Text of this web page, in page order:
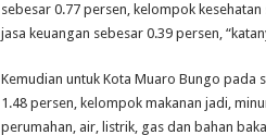
sebesar 0.77 persen, kelompok
jasa keuangan sebesar 0.39 persen,
Kemudian untuk Kota Muaro Bungo pada
1.48 persen, kelompok makanan jadi,
perumahan, air, listrik, gas dan bahan